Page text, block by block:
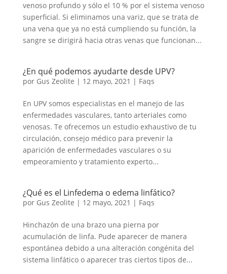
venoso profundo y sólo el 10 % por el sistema venoso
superficial. Si eliminamos una variz, que se trata de
una vena que ya no está cumpliendo su función, la
sangre se dirigirá hacia otras venas que funcionan...
¿En qué podemos ayudarte desde UPV?
por Gus Zeolite | 12 mayo, 2021 | Faqs
En UPV somos especialistas en el manejo de las
enfermedades vasculares, tanto arteriales como
venosas. Te ofrecemos un estudio exhaustivo de tu
circulación, consejo médico para prevenir la
aparición de enfermedades vasculares o su
empeoramiento y tratamiento experto...
¿Qué es el Linfedema o edema linfático?
por Gus Zeolite | 12 mayo, 2021 | Faqs
Hinchazón de una brazo una pierna por
acumulación de linfa. Pude aparecer de manera
espontánea debido a una alteración congénita del
sistema linfático o aparecer tras ciertos tipos de...